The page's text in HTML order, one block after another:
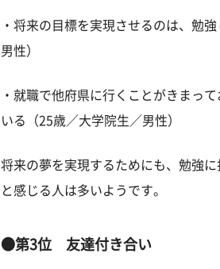
・将来の目標を実現させるのは、勉
男性）
・就職で他府県に行くことがきまっ
いる（25歳／大学院生／男性）
将来の夢を実現するためにも、勉強
と感じる人は多いようです。
●第3位 友達付き合い